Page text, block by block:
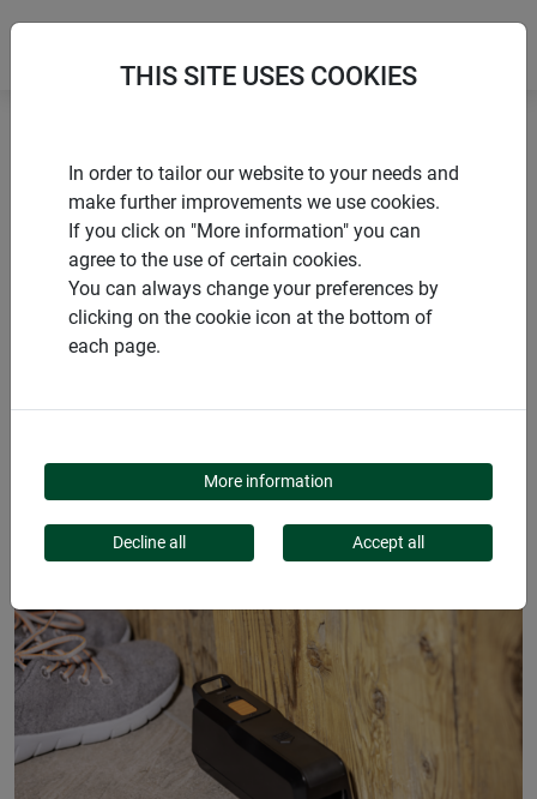
Accueil Souris & rats Piège à souris électronique
PRODUITS
PIÈGE À SOURIS
THIS SITE USES COOKIES
In order to tailor our website to your needs and
make further improvements we use cookies.
If you click on "More information" you can
agree to the use of certain cookies.
You can always change your preferences by
clicking on the cookie icon at the bottom of
each page.
More information
Decline all Accept all